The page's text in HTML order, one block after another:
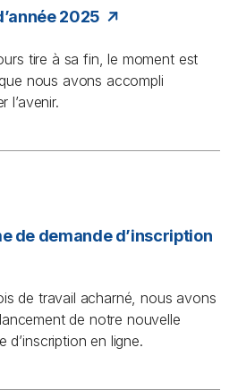
2025
tire à sa fin, le moment est
nous avons accompli
l’avenir.
de demande d’inscription
de travail acharné, nous avons
de notre nouvelle
d’inscription en ligne.